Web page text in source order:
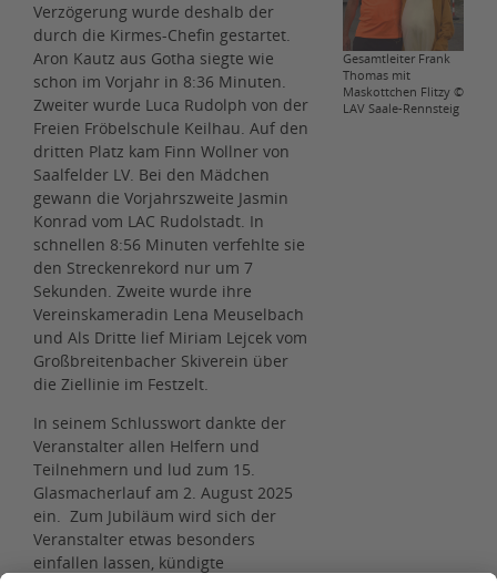
Verzögerung wurde deshalb der
durch die Kirmes-Chefin gestartet.
Aron Kautz aus Gotha siegte wie
schon im Vorjahr in 8:36 Minuten.
Zweiter wurde Luca Rudolph von der
Freien Fröbelschule Keilhau. Auf den
dritten Platz kam Finn Wollner von
Saalfelder LV. Bei den Mädchen
gewann die Vorjahrszweite Jasmin
Konrad vom LAC Rudolstadt. In
schnellen 8:56 Minuten verfehlte sie
den Streckenrekord nur um 7
Sekunden. Zweite wurde ihre
Vereinskameradin Lena Meuselbach
und Als Dritte lief Miriam Lejcek vom
Großbreitenbacher Skiverein über
die Ziellinie im Festzelt.
In seinem Schlusswort dankte der
Veranstalter allen Helfern und
Teilnehmern und lud zum 15.
Glasmacherlauf am 2. August 2025
ein. Zum Jubiläum wird sich der
Veranstalter etwas besonders
einfallen lassen, kündigte
Gesamtleiter Frank
Thomas mit
Maskottchen Flitzy ©
LAV Saale-Rennsteig